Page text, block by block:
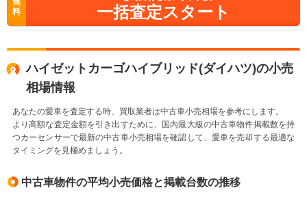
料
一括査定スタート
ハイゼットカーゴハイブリッド(ダイハツ)の小売
相場情報
あなたの愛車を査定する時、買取業者は中古車小売相場を参考にします。
より高額な査定金額を引き出すために、国内最大級の中古車物件掲載数を持
つカーセンサーで最新の中古車小売相場を確認して、愛車を売却する最適な
タイミングを見極めましょう。
中古車物件の平均小売価格と掲載台数の推移